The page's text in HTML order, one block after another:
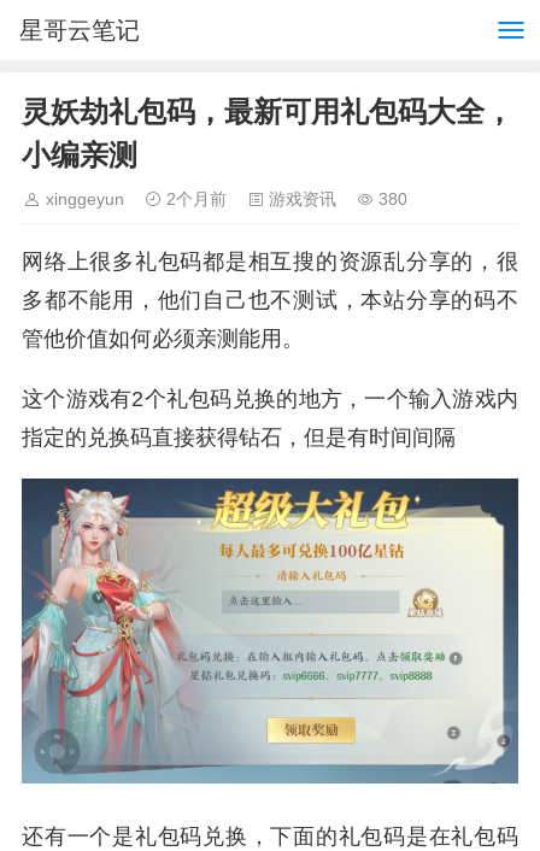
星哥云笔记
灵妖劫礼包码，最新可用礼包码大全，
小编亲测
xinggeyun 2个月前 游戏资讯 380
网络上很多礼包码都是相互搜的资源乱分享的，很
多都不能用，他们自己也不测试，本站分享的码不
管他价值如何必须亲测能用。
这个游戏有2个礼包码兑换的地方，一个输入游戏内
指定的兑换码直接获得钻石，但是有时间间隔
还有一个是礼包码兑换，下面的礼包码是在礼包码